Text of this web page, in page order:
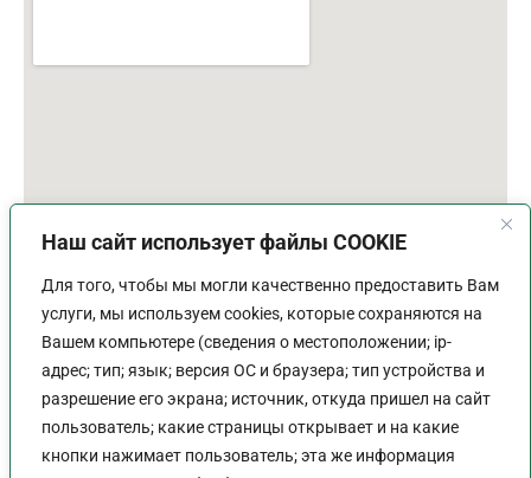
Наш сайт использует файлы COOKIE
Для того, чтобы мы могли качественно предоставить Вам
услуги, мы используем cookies, которые сохраняются на
Вашем компьютере (сведения о местоположении; ip-
адрес; тип; язык; версия ОС и браузера; тип устройства и
разрешение его экрана; источник, откуда пришел на сайт
пользователь; какие страницы открывает и на какие
кнопки нажимает пользователь; эта же информация
График работы